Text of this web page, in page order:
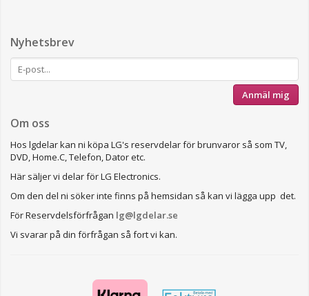
Nyhetsbrev
Anmäl mig
Om oss
Hos lgdelar kan ni köpa LG's reservdelar för brunvaror så som TV,
DVD, Home.C, Telefon, Dator etc.
Här säljer vi delar för LG Electronics.
Om den del ni söker inte finns på hemsidan så kan vi lägga upp det.
För Reservdelsförfrågan lg@lgdelar.se
Vi svarar på din förfrågan så fort vi kan.